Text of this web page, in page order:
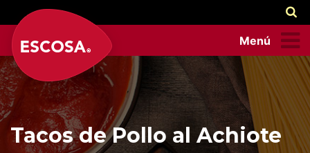
Menú
Tacos de Pollo al Achiote